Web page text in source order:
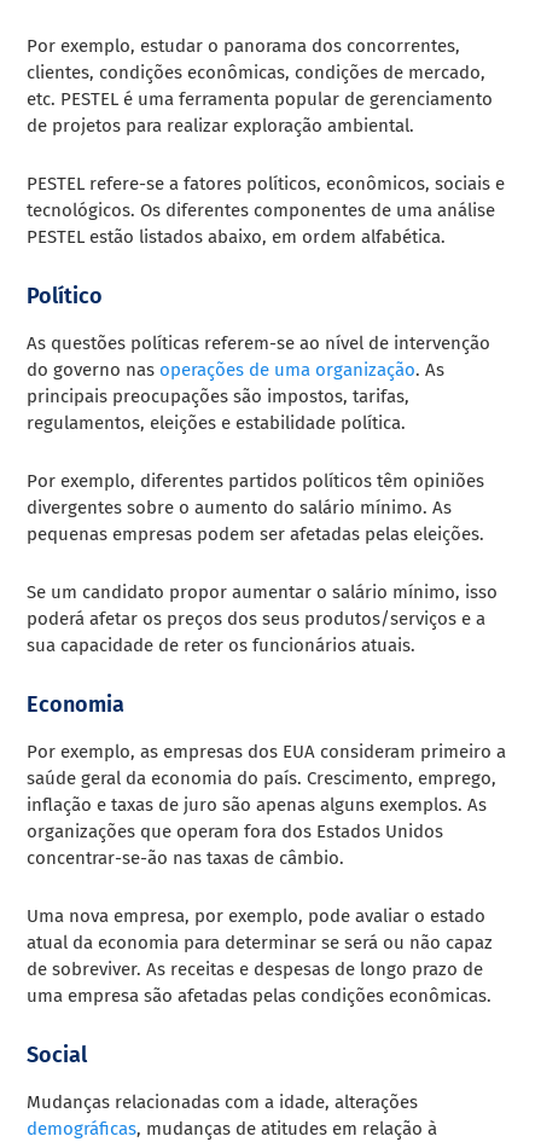
Por exemplo, estudar o panorama dos concorrentes,
clientes, condições econômicas, condições de mercado,
etc. PESTEL é uma ferramenta popular de gerenciamento
de projetos para realizar exploração ambiental.
PESTEL refere-se a fatores políticos, econômicos, sociais e
tecnológicos. Os diferentes componentes de uma análise
PESTEL estão listados abaixo, em ordem alfabética.
Político
As questões políticas referem-se ao nível de intervenção
do governo nas operações de uma organização. As
principais preocupações são impostos, tarifas,
regulamentos, eleições e estabilidade política.
Por exemplo, diferentes partidos políticos têm opiniões
divergentes sobre o aumento do salário mínimo. As
pequenas empresas podem ser afetadas pelas eleições.
Se um candidato propor aumentar o salário mínimo, isso
poderá afetar os preços dos seus produtos/serviços e a
sua capacidade de reter os funcionários atuais.
Economia
Por exemplo, as empresas dos EUA consideram primeiro a
saúde geral da economia do país. Crescimento, emprego,
inflação e taxas de juro são apenas alguns exemplos. As
organizações que operam fora dos Estados Unidos
concentrar-se-ão nas taxas de câmbio.
Uma nova empresa, por exemplo, pode avaliar o estado
atual da economia para determinar se será ou não capaz
de sobreviver. As receitas e despesas de longo prazo de
uma empresa são afetadas pelas condições econômicas.
Social
Mudanças relacionadas com a idade, alterações
demográficas, mudanças de atitudes em relação à